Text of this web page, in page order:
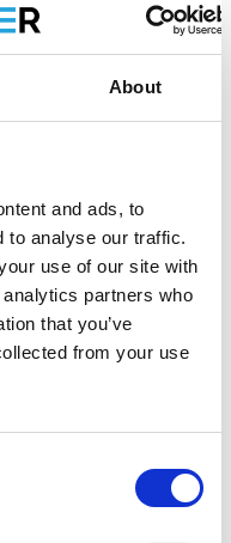
About
and ads, to
to analyse our traffic.
use of our site with
partners who
that you’ve
from your use
135x305est un
un grand confort
qu'une plate-